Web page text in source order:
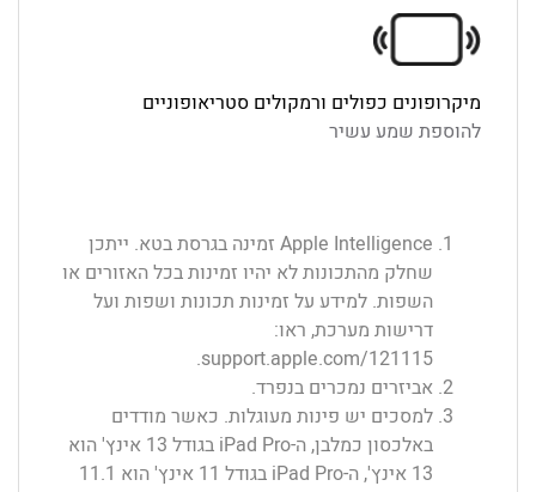
מיקרופונים כפולים ורמקולים סטריאופוניים
להוספת שמע עשיר
Apple Intelligence זמינה בגרסת בטא. ייתכן
שחלק מהתכונות לא יהיו זמינות בכל האזורים או
השפות. למידע על זמינות תכונות ושפות ועל
דרישות מערכת, ראו:
support.apple.com/121115
.
אביזרים נמכרים בנפרד.
למסכים יש פינות מעוגלות. כאשר מודדים
באלכסון כמלבן, ה-iPad Pro בגודל 13 אינץ' הוא
13 אינץ', ה-iPad Pro בגודל 11 אינץ' הוא 11.1